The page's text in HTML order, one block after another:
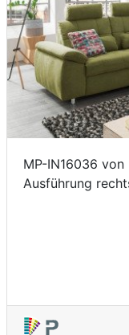
MP-IN16036
Ausführung